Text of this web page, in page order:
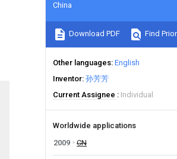
China
Download PDF Find
Other languages English
Inventor 孙芳芳
Current Assignee
Individual
Worldwide applications
2009
CN